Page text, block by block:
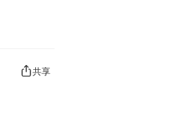
共享